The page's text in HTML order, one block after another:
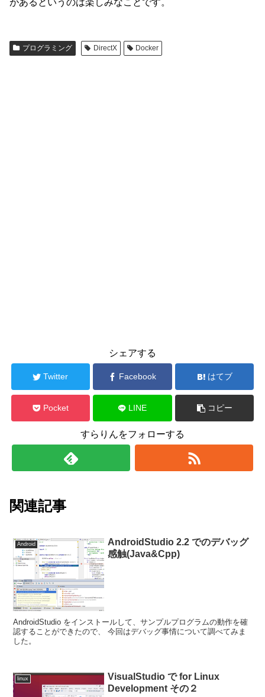
があるというのは楽しみなことです。
プログラミング DirectX Docker
シェアする
Twitter Facebook はてブ
Pocket LINE コピー
すらりんをフォローする
関連記事
Android
AndroidStudio 2.2 でのデバッグ
感触(Java&Cpp)
AndroidStudio をインストールして、サンプルプログラムの動作を確
認することができたので、 今回はデバッグ事情について調べてみま
した。
linux
VisualStudio で for Linux
Development その２